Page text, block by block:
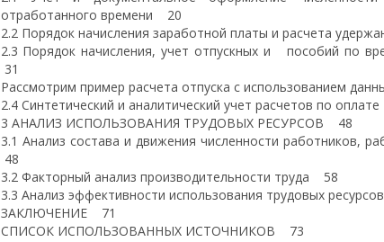
отработанного времени 20
2.2 Порядок начисления заработной платы и расчета
2.3 Порядок начисления, учет отпускных и пособий по
31
Рассмотрим пример расчета отпуска с использованием
2.4 Синтетический и аналитический учет расчетов по
3 АНАЛИЗ ИСПОЛЬЗОВАНИЯ ТРУДОВЫХ РЕСУРСОВ 48
3.1 Анализ состава и движения численности работников,
48
3.2 Факторный анализ производительности труда 58
3.3 Анализ эффективности использования трудовых
ЗАКЛЮЧЕНИЕ 71
СПИСОК ИСПОЛЬЗОВАННЫХ ИСТОЧНИКОВ 73